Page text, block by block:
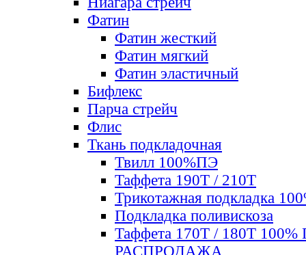
Фатин
Фатин жесткий
Фатин мягкий
Фатин элаcтичный
Бифлекс
Парча стрейч
Флис
Ткань подкладочная
Твилл 100%ПЭ
Таффета 190Т / 210Т
Трикотажная подкладка
Подкладка поливискоза
Таффета 170Т / 180Т 100%
РАСПРОДАЖА